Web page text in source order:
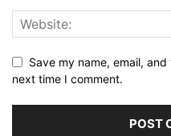
Save my name, email,
next time I comment.